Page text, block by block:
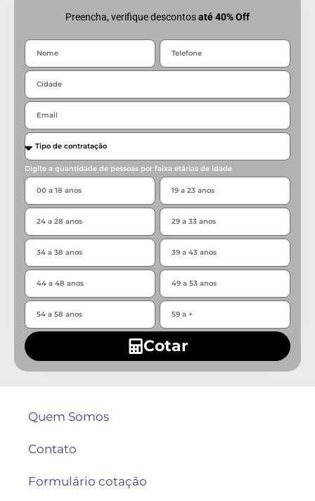
Preencha, verifique descontosaté 40% Off
Digite a quantidade de pessoas por faixa etárias de idade
Cotar
Quem Somos
Contato
Formulário cotação